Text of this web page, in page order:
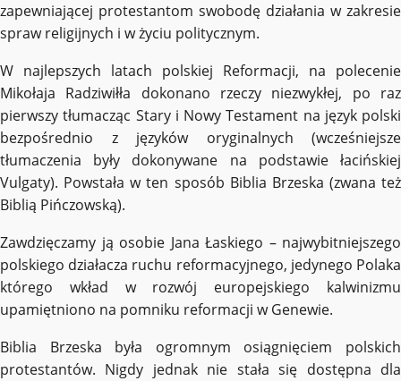
zapewniającej protestantom swobodę działania w zakresie
spraw religijnych i w życiu politycznym.
W najlepszych latach polskiej Reformacji, na polecenie
Mikołaja Radziwiłła dokonano rzeczy niezwykłej, po raz
pierwszy tłumacząc Stary i Nowy Testament na język polski
bezpośrednio z języków oryginalnych (wcześniejsze
tłumaczenia były dokonywane na podstawie łacińskiej
Vulgaty). Powstała w ten sposób Biblia Brzeska (zwana też
Biblią Pińczowską).
Zawdzięczamy ją osobie Jana Łaskiego – najwybitniejszego
polskiego działacza ruchu reformacyjnego, jedynego Polaka
którego wkład w rozwój europejskiego kalwinizmu
upamiętniono na pomniku reformacji w Genewie.
Biblia Brzeska była ogromnym osiągnięciem polskich
protestantów. Nigdy jednak nie stała się dostępna dla